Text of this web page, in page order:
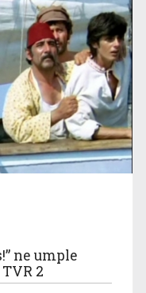
Ne facem o idee
ne umple
2